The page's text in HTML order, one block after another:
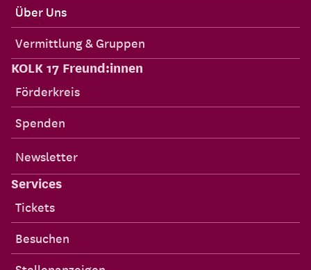
Über Uns
Vermittlung & Gruppen
KOLK 17 Freund:innen
Förderkreis
Spenden
Newsletter
Services
Tickets
Besuchen